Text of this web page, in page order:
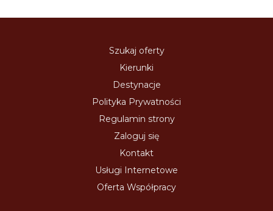
Szukaj oferty
Kierunki
Destynacje
Polityka Prywatności
Regulamin strony
Zaloguj się
Kontakt
Usługi Internetowe
Oferta Współpracy